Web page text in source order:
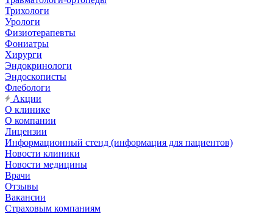
Трихологи
Урологи
Физиотерапевты
Фониатры
Хирурги
Эндокринологи
Эндоскописты
Флебологи
Акции
О клинике
О компании
Лицензии
Информационный стенд (информация для пациентов)
Новости клиники
Новости медицины
Врачи
Отзывы
Вакансии
Страховым компаниям